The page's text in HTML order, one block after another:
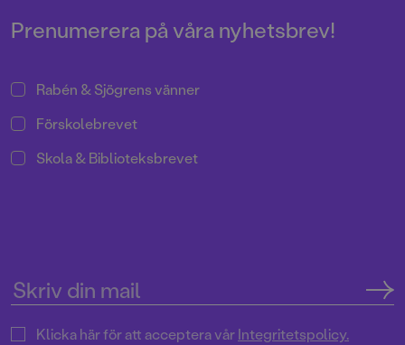
en novell ur boken!
Prenumerera på våra nyhetsbrev!
Rabén & Sjögrens vänner
Förskolebrevet
Skola & Biblioteksbrevet
Klicka här för att acceptera vårIntegritetspolicy.